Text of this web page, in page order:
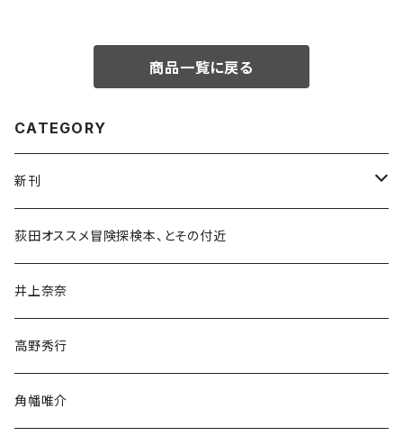
商品一覧に戻る
CATEGORY
新刊
和書
文学・小説・物語
随筆・ノンフィクション・その他
荻田オススメ冒険探検本、とその付近
井上奈奈
高野秀行
角幡唯介